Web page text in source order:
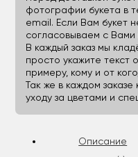
фотографии букета в
email. Если Вам букет
согласовываем с Вами
В каждый заказ мы
просто укажите текст
примеру, кому и от
Так же в каждом
уходу за цветами и
Описание